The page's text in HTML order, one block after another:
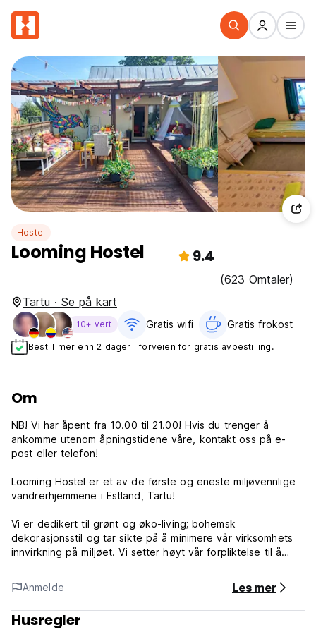
Hostel
Looming Hostel 9.4
(623 Omtaler)
Tartu · Se på kart
10+ vert Gratis wifi‎ Gratis frokost‎
Bestill mer enn 2 dager i forveien for gratis avbestilling.
Om
NB! Vi har åpent fra 10.00 til 21.00! Hvis du trenger å
ankomme utenom åpningstidene våre, kontakt oss på e-
post eller telefon!
Looming Hostel er et av de første og eneste miljøvennlige
vandrerhjemmene i Estland, Tartu!
Vi er dedikert til grønt og øko-living; bohemsk
dekorasjonsstil og tar sikte på å minimere vår virksomhets
innvirkning på miljøet. Vi setter høyt vår forpliktelse til å
økologiske fotavtrykk.
Vi implementerer følgende miljøprinsipper:
De fleste av våre møbler er fra bruktbutikker, gjenbrukt
Anmelde Les mer
Husregler